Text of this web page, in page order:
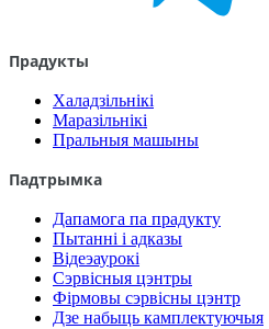
Прадукты
Халадзільнікі
Маразільнікі
Пральныя машыны
Падтрымка
Дапамога па прадукту
Пытанні і адказы
Відеэаурокі
Сэрвісныя цэнтры
Фірмовы сэрвісны цэнтр
Дзе набыць камплектуючыя